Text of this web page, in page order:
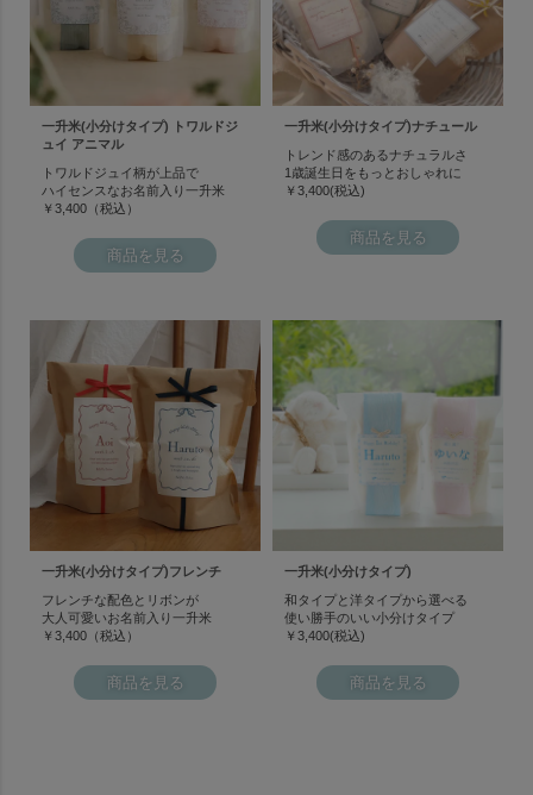
一升米(小分けタイプ) トワルドジ
ュイ アニマル
トワルドジュイ柄が上品で
ハイセンスなお名前入り一升米
￥3,400（税込）
商品を見る
一升米(小分けタイプ)ナチュール
トレンド感のあるナチュラルさ
1歳誕生日をもっとおしゃれに
￥3,400(税込)
商品を見る
一升米(小分けタイプ)フレンチ
フレンチな配色とリボンが
大人可愛いお名前入り一升米
￥3,400（税込）
商品を見る
一升米(小分けタイプ)
和タイプと洋タイプから選べる
使い勝手のいい小分けタイプ
￥3,400(税込)
商品を見る